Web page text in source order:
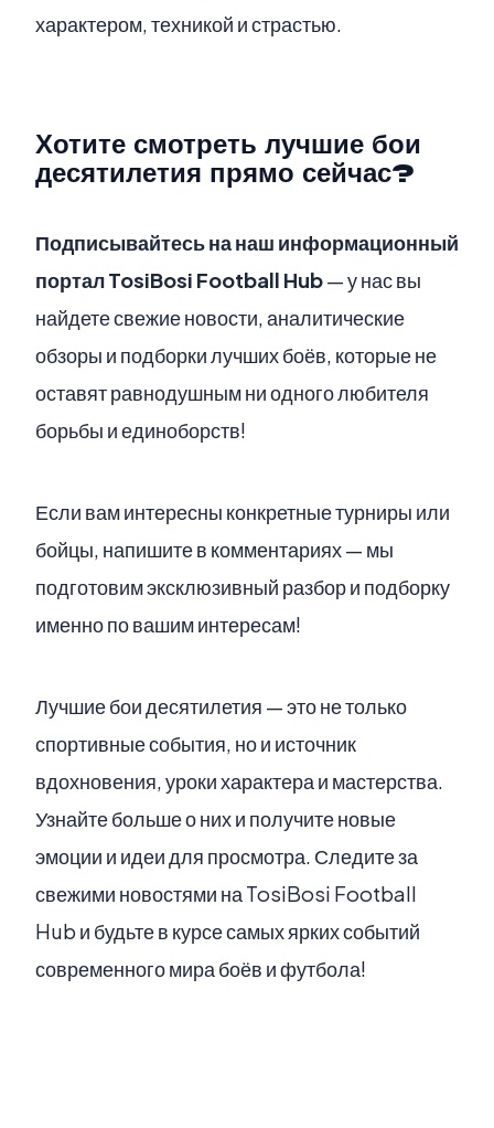
характером, техникой и страстью.
Хотите смотреть лучшие бои
десятилетия прямо сейчас?
Подписывайтесь на наш информационный
портал TosiBosi Football Hub— у нас вы
найдете свежие новости, аналитические
обзоры и подборки лучших боёв, которые не
оставят равнодушным ни одного любителя
борьбы и единоборств!
Если вам интересны конкретные турниры или
бойцы, напишите в комментариях — мы
подготовим эксклюзивный разбор и подборку
именно по вашим интересам!
Лучшие бои десятилетия — это не только
спортивные события, но и источник
вдохновения, уроки характера и мастерства.
Узнайте больше о них и получите новые
эмоции и идеи для просмотра. Следите за
свежими новостями на TosiBosi Football
Hub и будьте в курсе самых ярких событий
современного мира боёв и футбола!